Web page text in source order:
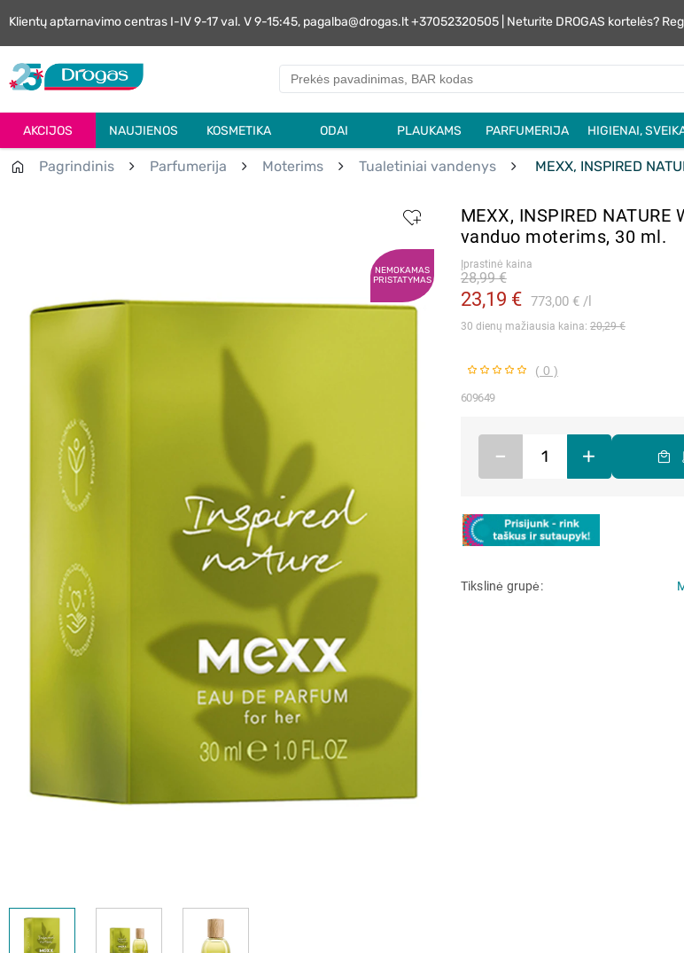
Klientų aptarnavimo centras I-IV 9-17 val. V 9-15:45, pagalba@drogas.lt +37052320505 | Neturite DROGAS kortelės?
AKCIJOS NAUJIENOS KOSMETIKA ODAI PLAUKAMS PARFUMERIJA HIGIENAI,
Pagrindinis Parfumerija Moterims Tualetiniai vandenys MEXX, INSPIRED
NEMOKAMAS
PRISTATYMAS
MEXX, INSPIRED
vanduo moterims, 30 ml.
Įprastinė kaina
23,19 € 773,00 € l
28,99 €
30 dienų mažiausia kaina: 20,29 €
( 0 )
609649
– +
Tikslinė grupė